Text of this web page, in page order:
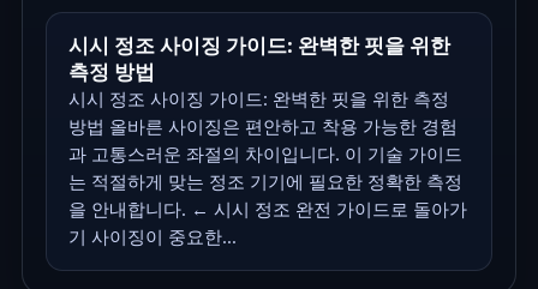
시시 정조 사이징 가이드: 완벽한 핏을 위한
측정 방법
시시 정조 사이징 가이드: 완벽한 핏을 위한 측정
방법 올바른 사이징은 편안하고 착용 가능한 경험
과 고통스러운 좌절의 차이입니다. 이 기술 가이드
는 적절하게 맞는 정조 기기에 필요한 정확한 측정
을 안내합니다. ← 시시 정조 완전 가이드로 돌아가
기 사이징이 중요한...